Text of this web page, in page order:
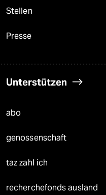
Stellen
Presse
Unterstützen
abo
genossenschaft
taz zahl ich
recherchefonds ausland